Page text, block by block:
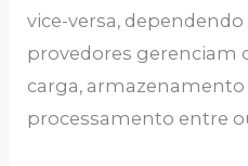
vice-versa,
provedores gerenciam
carga, armazenamento
processamento entre